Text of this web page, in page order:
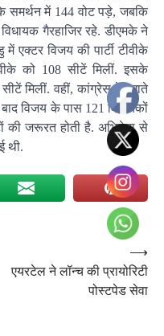
समर्थन में 144 वोट पड़े, जबकि
गैरहाजिर रहे. डीएमके ने
में एक्टर विजय की पार्टी टीवीके
को 108 सीटें मिलीं. इसके
मिलीं. वहीं, कांग्रेस के खाते
विजय के पास 121 विधायकों
की जरूरत होती है. अभिनेता से
थी.
एयरटेल ने लॉन्च की प्रायोरिटी
पोस्टपेड सेवा
⟶